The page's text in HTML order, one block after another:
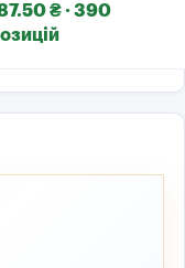
₴ · 390